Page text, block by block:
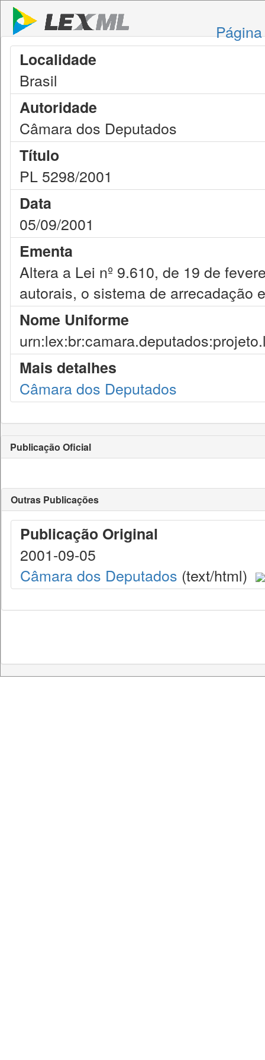
Localidade
Brasil
Autoridade
Câmara dos Deputados
Título
PL 5298/2001
Data
05/09/2001
Ementa
Altera a Lei nº 9.610, de 19 de
autorais, o sistema de arrecadação
Nome Uniforme
Mais detalhes
Câmara dos Deputados
Publicação Oficial
Outras Publicações
Publicação Original
2001-09-05
Câmara dos Deputados (text/html)